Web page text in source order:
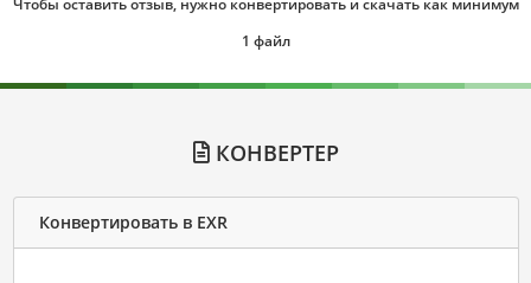
Чтобы оставить отзыв, нужно конвертировать и скачать как минимум
1 файл
КОНВЕРТЕР
Конвертировать в EXR